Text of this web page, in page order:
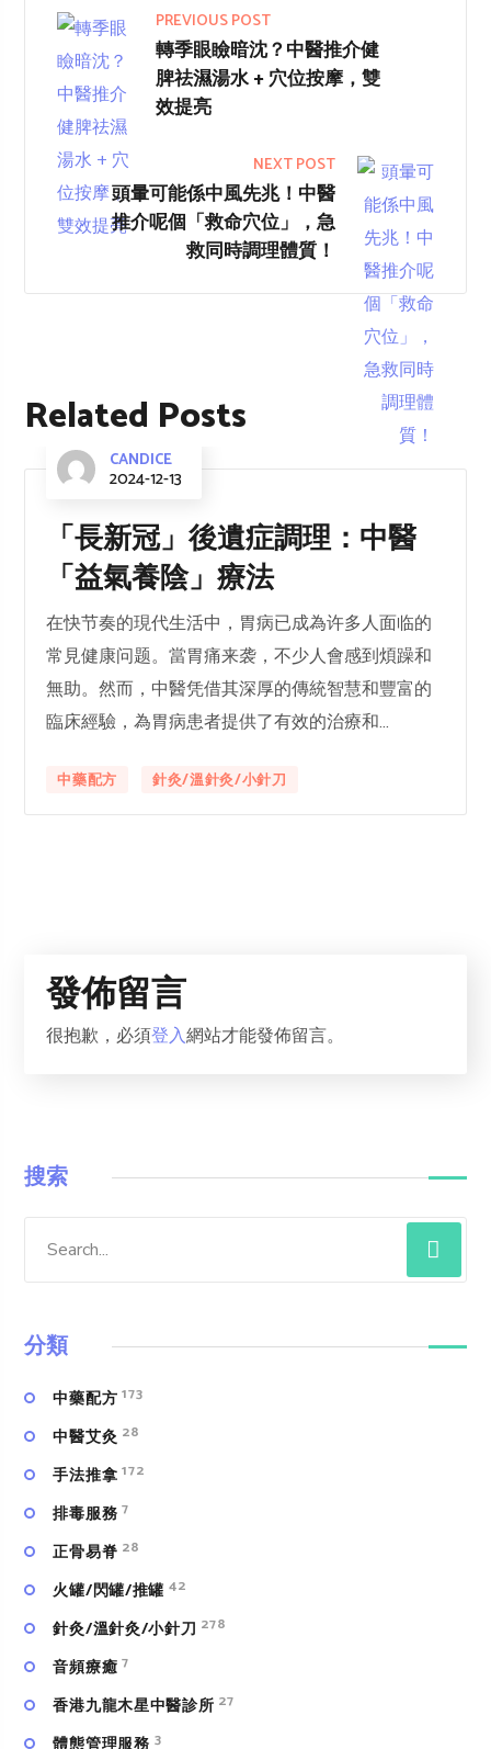
PREVIOUS POST
轉季眼瞼暗沈？中醫推介健
脾祛濕湯水 + 穴位按摩，雙
效提亮
NEXT POST
頭暈可能係中風先兆！中醫
推介呢個「救命穴位」，急
救同時調理體質！
Related Posts
CANDICE
2024-12-13
「長新冠」後遺症調理：中醫
「益氣養陰」療法
在快节奏的現代生活中，胃病已成為许多人面临的
常見健康问题。當胃痛来袭，不少人會感到煩躁和
無助。然而，中醫凭借其深厚的傳統智慧和豐富的
臨床經驗，為胃病患者提供了有效的治療和...
中藥配方 針灸/溫針灸/小針刀
發佈留言
很抱歉，必須登入網站才能發佈留言。
搜索
分類
中藥配方 173
中醫艾灸 28
手法推拿 172
排毒服務 7
正骨易脊 28
火罐/閃罐/推罐 42
針灸/溫針灸/小針刀 278
⾳頻療癒 7
香港九龍木星中醫診所 27
3